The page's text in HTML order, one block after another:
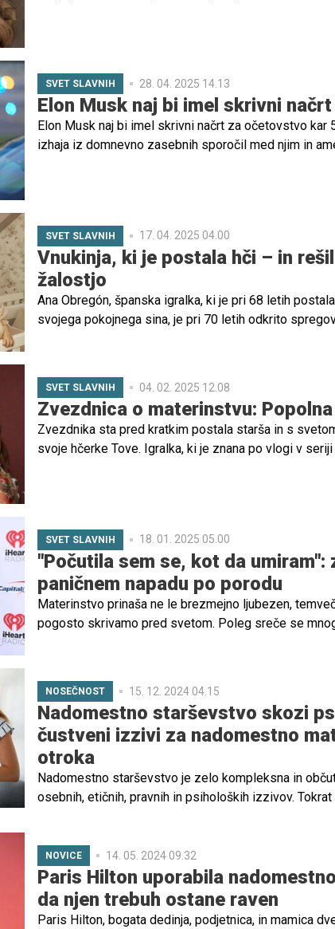
SVET SLAVNIH 28. 04. 2025 14.13
Elon Musk naj bi imel skrivni
Elon Musk naj bi imel skrivni načrt za očetovstvo kar
izhaja iz domnevno zasebnih sporočil med njim in
SVET SLAVNIH 17. 04. 2025 04.00
Vnukinja, ki je postala hči – in
žalostjo
Ana Obregón, španska igralka, ki je pri 68 letih
svojega pokojnega sina, je pri 70 letih odkrito
SVET SLAVNIH 04. 02. 2025 12.08
Zvezdnica o materinstvu:
Zvezdnika sta pred kratkim postala starša in s
svoje hčerke Tove. Igralka, ki je znana po vlogi v
SVET SLAVNIH 18. 01. 2025 05.00
"Počutila sem se, kot da umiram":
paničnem napadu po porodu
Materinstvo prinaša ne le brezmejno ljubezen,
pogosto skrivamo pred svetom. Poleg sreče se
NOSEČNOST 15. 12. 2024 04.15
Nadomestno starševstvo skozi
čustveni izzivi za nadomestno
otroka
Nadomestno starševstvo je zelo kompleksna in
osebnih, etičnih, pravnih in psiholoških izzivov.
NOVICE 14. 05. 2024 09.32
Paris Hilton uporabila
da njen trebuh ostane raven
Paris Hilton, bogata dedinja, podjetnica, in mamica